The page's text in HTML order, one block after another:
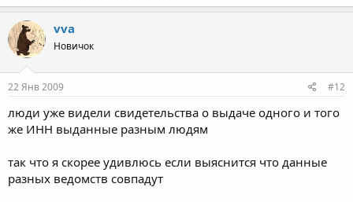
vva
Новичок
22 Янв 2009 #12
люди уже видели свидетельства о выдаче одного и того
же ИНН выданные разным людям
так что я скорее удивлюсь если выяснится что данные
разных ведомств совпадут